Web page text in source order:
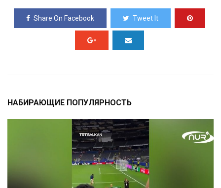
Share On Facebook Tweet It
НАБИРАЮЩИЕ ПОПУЛЯРНОСТЬ